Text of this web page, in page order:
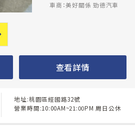
車商：美好關係 勁德汽車
查看詳情
地址:桃園區經國路32號
營業時間:10:00AM~21:00PM 周日公休